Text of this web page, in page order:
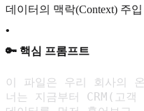
데이터의 맥락(Context) 주입
•
🔑 핵심 프롬프트
이 파일은 우리 회사의
너는 지금부터 CRM(고